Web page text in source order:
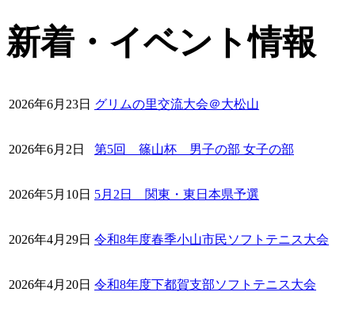
新着・イベント情報
2026年6月23日 グリムの里交流大会＠大松山
2026年6月2日 第5回 篠山杯 男子の部 女子の部
2026年5月10日 5月2日 関東・東日本県予選
2026年4月29日 令和8年度春季小山市民ソフトテニス大会
2026年4月20日 令和8年度下都賀支部ソフトテニス大会